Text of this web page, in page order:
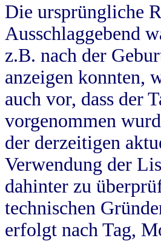
Die ursprüngliche
Ausschlaggebend
z.B. nach der
anzeigen konnten,
auch vor, dass der
vorgenommen
der derzeitigen
Verwendung der
dahinter zu
technischen
erfolgt nach Tag,